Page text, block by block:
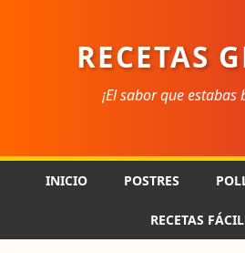
RECETAS
¡El sabor que estabas
INICIO POSTRES
RECETAS